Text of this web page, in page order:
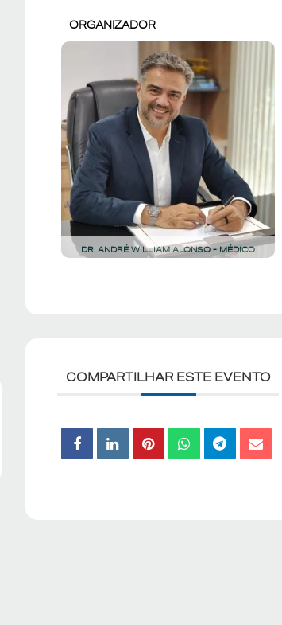
ORGANIZADOR
DR. ANDRÉ WILLIAM ALONSO - MÉDICO
COMPARTILHAR ESTE EVENTO